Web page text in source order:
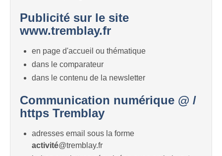
Publicité sur le site
www.tremblay.fr
en page d'accueil ou thématique
dans le comparateur
dans le contenu de la newsletter
Communication numérique @ /
https Tremblay
adresses email sous la forme
activité@tremblay.fr